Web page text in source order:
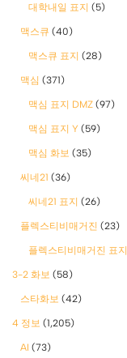
대학내일 표지 (5)
맥스큐 (40)
맥스큐 표지 (28)
맥심 (371)
맥심 표지 DMZ (97)
맥심 표지 Y (59)
맥심 화보 (35)
씨네21 (36)
씨네21 표지 (26)
플렉스티비매거진 (23)
플렉스티비매거진 표지
3-2 화보 (58)
스타화보 (42)
4 정보 (1,205)
AI (73)